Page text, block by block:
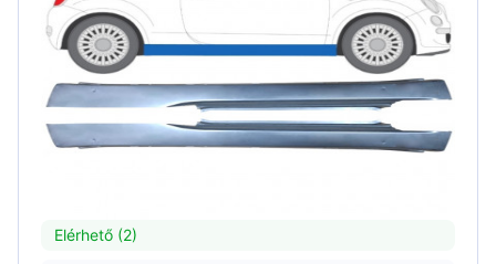
Elérhető (2)